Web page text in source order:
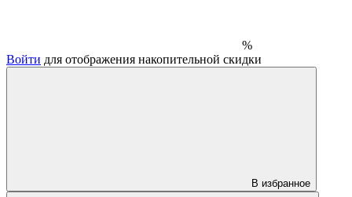
%
Войти для отображения накопительной скидки
В избранное